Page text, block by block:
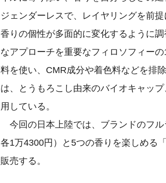
ジェンダーレスで、レイヤリングを前
香りの個性が多面的に変化するように
なアプローチを重要なフィロソフィー
料を使い、CMR成分や着色料などを排
は、とうもろこし由来のバイオキャッ
用している。
今回の日本上陸では、ブランドのフ
各1万4300円）と5つの香りを楽しめる
販売する。